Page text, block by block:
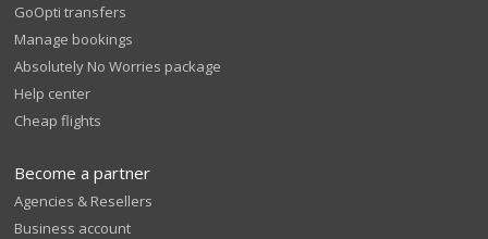
GoOpti transfers
Manage bookings
Absolutely No Worries package
Help center
Cheap flights
Become a partner
Agencies & Resellers
Business account